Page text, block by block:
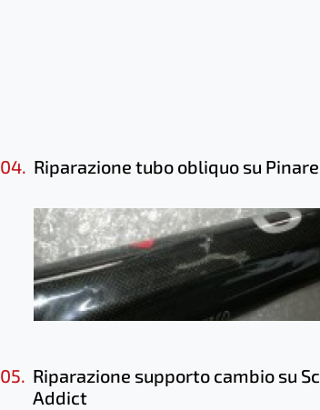
04. Riparazione tubo obliquo su
05. Riparazione supporto cambio su
Addict